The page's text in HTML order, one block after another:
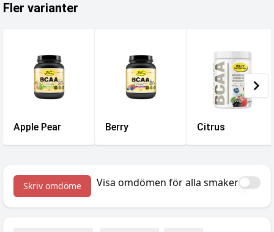
Fler varianter
Apple Pear Berry Citrus
Skriv omdöme Visa omdömen för alla smaker